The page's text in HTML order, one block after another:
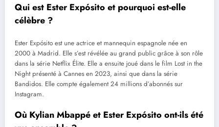
Qui est Ester Expósito et pourquoi est-elle
célèbre ?
Ester Expósito est une actrice et mannequin espagnole née en
2000 à Madrid. Elle s’est révélée au grand public grâce à son rôle
dans la série Netflix Élite. Elle a ensuite joué dans le film Lost in the
Night présenté à Cannes en 2023, ainsi que dans la série
Bandidos. Elle compte également 24 millions d’abonnés sur
Instagram.
Où Kylian Mbappé et Ester Expósito ont-ils été